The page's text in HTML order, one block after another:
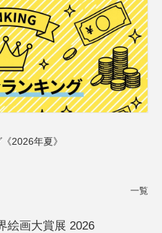
2026年夏》
一覧
絵画大賞展 2026